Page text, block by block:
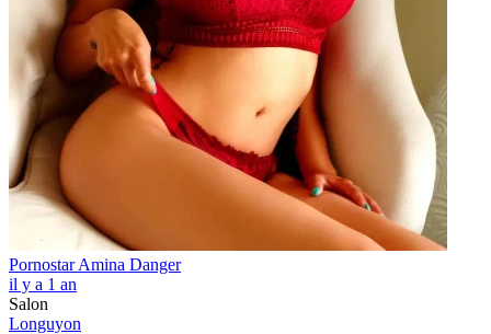
Pornostar Amina Danger
il y a 1 an
Salon
Longuyon